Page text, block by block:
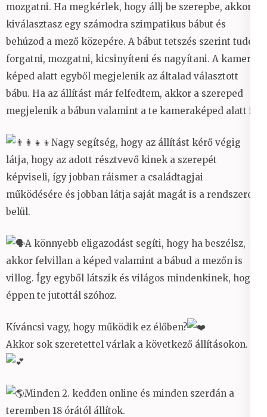
mozgatni. Ha megkérlek, hogy állj be szerepbe, akkor
kiválasztasz egy számodra szimpatikus bábut és
behúzod a mező közepére. A bábut tetszés szerint tudod
forgatni, mozgatni, kicsinyíteni és nagyítani. A kamera
képed alatt egyből megjelenik az általad választott
bábu. Ha az állítást már felfedtem, akkor a szereped
megjelenik a bábun valamint a te kameraképed alatt is.
Nagy segítség, hogy az állítást kérő végig
látja, hogy az adott résztvevő kinek a szerepét
képviseli, így jobban ráismer a családtagjai
működésére és jobban látja saját magát is a rendszeren
belül.
A könnyebb eligazodást segíti, hogy ha beszélsz,
akkor felvillan a képed valamint a bábud a mezőn is
villog. Így egyből látszik és világos mindenkinek, hogy
éppen te jutottál szóhoz.
Kíváncsi vagy, hogy működik ez élőben?
Akkor sok szeretettel várlak a következő állításokon.
Minden 2. kedden online és minden szerdán a
teremben 18 órától állítok.